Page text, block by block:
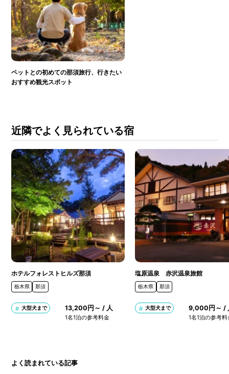
ペットとの初めての那須旅行、行きたい
おすすめ観光スポット
近隣でよく見られている宿
ホテルフォレストヒルズ那須
栃木県 那須
大型犬まで 13,200円～ / 人
1名1泊の参考料金
塩原温泉 赤沢温泉旅館
栃木県 那須
大型犬まで 9,000円～ /
1名1泊の参考料
よく読まれている記事